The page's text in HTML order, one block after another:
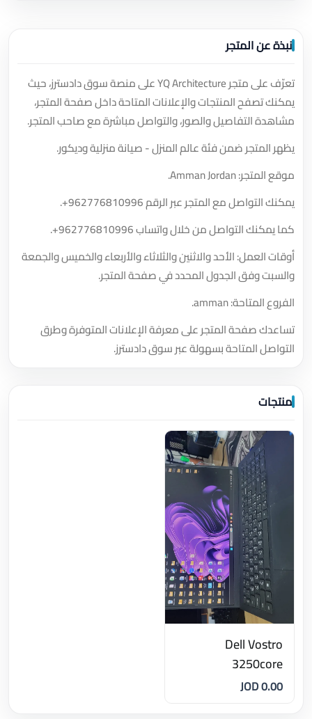
نبذة عن المتجر
تعرّف على متجر YQ Architecture على منصة سوق دادسترز، حيث
يمكنك تصفح المنتجات والإعلانات المتاحة داخل صفحة المتجر،
مشاهدة التفاصيل والصور، والتواصل مباشرة مع صاحب المتجر.
يظهر المتجر ضمن فئة عالم المنزل - صيانة منزلية وديكور.
موقع المتجر: Amman Jordan.
يمكنك التواصل مع المتجر عبر الرقم+962776810996
.
كما يمكنك التواصل من خلال واتساب+962776810996
.
أوقات العمل: الأحد والاثنين والثلاثاء والأربعاء والخميس والجمعة
والسبت وفق الجدول المحدد في صفحة المتجر.
الفروع المتاحة: amman.
تساعدك صفحة المتجر على معرفة الإعلانات المتوفرة وطرق
التواصل المتاحة بسهولة عبر سوق دادسترز.
منتجات
Dell Vostro
3250core
0.00 JOD